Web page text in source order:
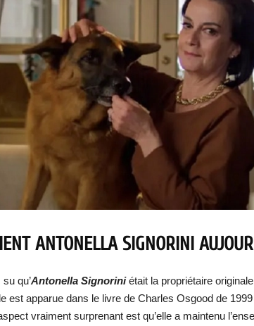
ANTONELLA SIGNORINI
qu’Antonella Signoriniétait la propriétaire
est apparue dans le livre de Charles Osgood de
vraiment surprenant est qu’elle a maintenu